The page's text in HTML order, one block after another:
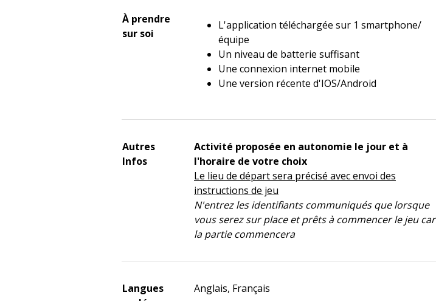
À prendre
sur soi
L'application téléchargée sur 1 smartphone/
équipe
Un niveau de batterie suffisant
Une connexion internet mobile
Une version récente d'IOS/Android
Autres
Infos
Activité proposée en autonomie le jour et à
l'horaire de votre choix
Le lieu de départ sera précisé avec envoi des
instructions de jeu
N'entrez les identifiants communiqués que lorsque
vous serez sur place et prêts à commencer le jeu car
la partie commencera
Langues
Anglais, Français